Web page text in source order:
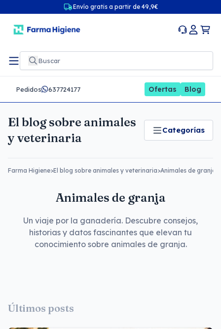
Envío gratis a partir de 49,9€
Pedidos 637724177 Ofertas Blog
El blog sobre animales
y veterinaria
Categorías
Farma Higiene>El blog sobre animales y veterinaria>Animales de granja
Animales de granja
Un viaje por la ganadería. Descubre consejos,
historias y datos fascinantes que elevan tu
conocimiento sobre animales de granja.
Últimos posts